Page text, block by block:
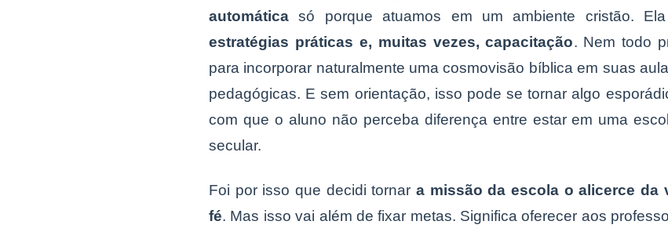
automática só porque atuamos em um ambiente cristão.
estratégias práticas e, muitas vezes, capacitação. Nem todo
para incorporar naturalmente uma cosmovisão bíblica em suas
pedagógicas. E sem orientação, isso pode se tornar algo
com que o aluno não perceba diferença entre estar em uma
secular.
Foi por isso que decidi tornar a missão da escola o alicerce da
fé. Mas isso vai além de fixar metas. Significa oferecer aos